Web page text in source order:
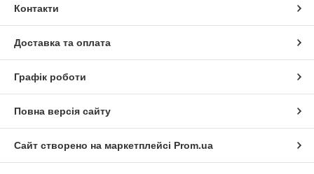
Контакти
Доставка та оплата
Графік роботи
Повна версія сайту
Сайт створено на маркетплейсі Prom.ua